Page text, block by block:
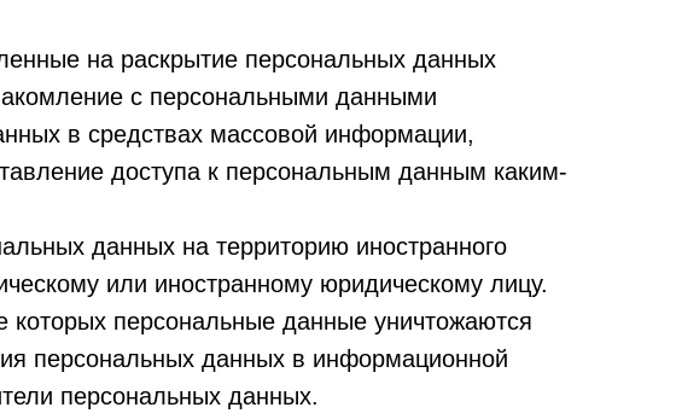
на раскрытие персональных данных
с персональными данными
в средствах массовой информации,
доступа к персональным данным каким-
данных на территорию иностранного
или иностранному юридическому лицу.
персональные данные уничтожаются
персональных данных в информационной
персональных данных.